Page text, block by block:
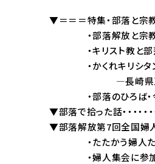
▼＝＝＝特集・部落と宗
・部落解放と宗教改革―
・キリスト教と部落問題
・かくれキリシタン
―長崎県玉野浦郷のかく
・部落のひろば・今日の宗教
▼部落で拾った話・・・・・・・・
▼部落解放第7回全国婦
・たたかう婦人たち・・・・・
・婦人集会に参加して―